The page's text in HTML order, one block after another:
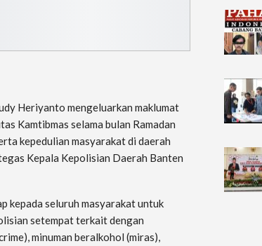
Heriyanto mengeluarkan maklumat
Kamtibmas selama bulan Ramadan
kepedulian masyarakat di daerah
Kepala Kepolisian Daerah Banten
kepada seluruh masyarakat untuk
setempat terkait dengan
minuman beralkohol (miras),